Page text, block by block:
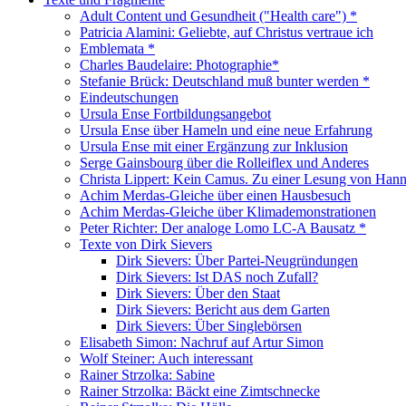
Adult Content und Gesundheit ("Health care") *
Patricia Alamini: Geliebte, auf Christus vertraue ich
Emblemata *
Charles Baudelaire: Photographie*
Stefanie Brück: Deutschland muß bunter werden *
Eindeutschungen
Ursula Ense Fortbildungsangebot
Ursula Ense über Hameln und eine neue Erfahrung
Ursula Ense mit einer Ergänzung zur Inklusion
Serge Gainsbourg über die Rolleiflex und Anderes
Christa Lippert: Kein Camus. Zu einer Lesung von
Achim Merdas-Gleiche über einen Hausbesuch
Achim Merdas-Gleiche über Klimademonstrationen
Peter Richter: Der analoge Lomo LC-A Bausatz *
Texte von Dirk Sievers
Dirk Sievers: Über Partei-Neugründungen
Dirk Sievers: Ist DAS noch Zufall?
Dirk Sievers: Über den Staat
Dirk Sievers: Bericht aus dem Garten
Dirk Sievers: Über Singlebörsen
Elisabeth Simon: Nachruf auf Artur Simon
Wolf Steiner: Auch interessant
Rainer Strzolka: Sabine
Rainer Strzolka: Bäckt eine Zimtschnecke